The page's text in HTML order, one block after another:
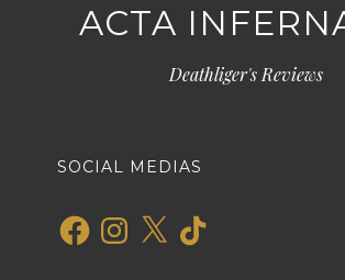
ACTA
Deathliger's Reviews
SOCIAL MEDIAS
FacebookInstagram
X TikTok